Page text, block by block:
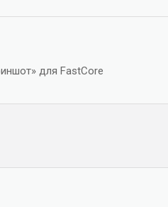
для FastCore